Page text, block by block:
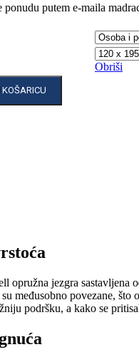
ponudu putem e-maila
Obriši
opružna jezgra
međusobno povezane,
podršku, a kako se